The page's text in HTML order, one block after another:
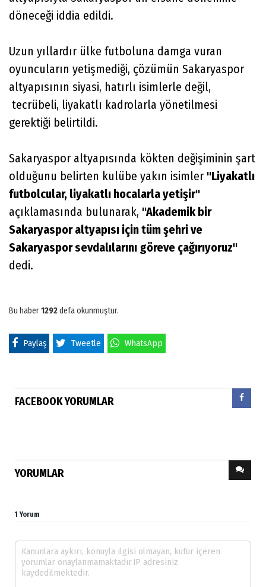
döneceği iddia edildi.
Uzun yıllardır ülke futboluna damga vuran
oyuncuların yetişmediği, çözümün Sakaryaspor
altyapısının siyasi, hatırlı isimlerle değil,
tecrübeli, liyakatlı kadrolarla yönetilmesi
gerektiği belirtildi.
Sakaryaspor altyapısında kökten değişiminin şart
olduğunu belirten kulübe yakın isimler "Liyakatlı
futbolcular, liyakatlı hocalarla yetişir"
açıklamasında bulunarak, "Akademik bir
Sakaryaspor altyapısı için tüm şehri ve
Sakaryaspor sevdalılarını göreve çağırıyoruz"
dedi.
Bu haber1292defa okunmuştur.
Paylaş Tweetle WhatsApp
FACEBOOK YORUMLAR
YORUMLAR
1 Yorum